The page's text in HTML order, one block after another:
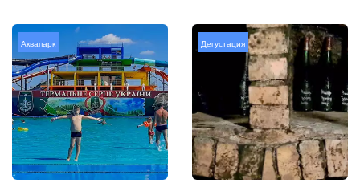
Аквапарк Дегустация